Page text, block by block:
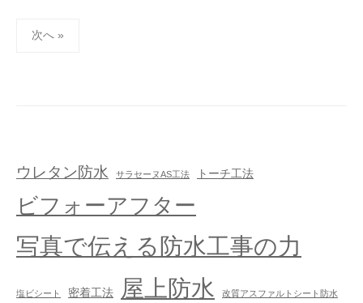
次へ »
ウレタン防水 サラセーヌAS工法 トーチ工法
ビフォーアフター
写真で伝える防水工事の力
塩ビシート 密着工法 屋上防水 改質アスファルトシート防水